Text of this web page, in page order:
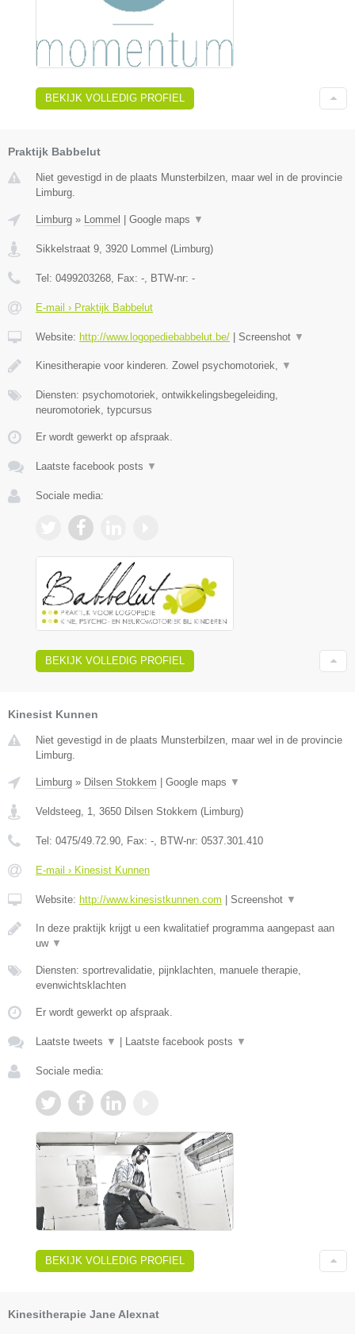
BEKIJK VOLLEDIG PROFIEL
Praktijk Babbelut
Niet gevestigd in de plaats Munsterbilzen, maar wel in de provincie
Limburg.
Limburg » Lommel | Google maps ▼
Sikkelstraat 9 3920 Lommel (Limburg)
Tel: 0499203268 , Fax: - , BTW-nr: -
E-mail › Praktijk Babbelut
Website: http://www.logopediebabbelut.be/ | Screenshot ▼
Kinesitherapie voor kinderen. Zowel psychomotoriek, ▼
Diensten: psychomotoriek, ontwikkelingsbegeleiding,
neuromotoriek, typcursus
Er wordt gewerkt op afspraak.
Laatste facebook posts ▼
Sociale media:
BEKIJK VOLLEDIG PROFIEL
Kinesist Kunnen
Niet gevestigd in de plaats Munsterbilzen, maar wel in de provincie
Limburg.
Limburg » Dilsen Stokkem Google maps ▼
Veldsteeg, 1 3650 Dilsen Stokkem ( Limburg)
Tel: 0475/49.72.90 , Fax: - , BTW-nr: 0537.301.410
E-mail › Kinesist Kunnen
Website: http://www.kinesistkunnen.com Screenshot ▼
In deze praktijk krijgt u een kwalitatief programma aangepast aan
uw ▼
Diensten: sportrevalidatie, pijnklachten, manuele therapie,
evenwichtsklachten
Er wordt gewerkt op afspraak.
Laatste tweets ▼ Laatste facebook posts ▼
Sociale media:
BEKIJK VOLLEDIG PROFIEL
Kinesitherapie Jane Alexnat